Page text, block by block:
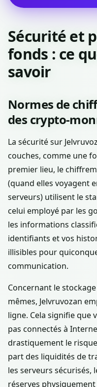
Sécurité et
fonds : ce
savoir
Normes de
des crypto-
La sécurité sur
couches, comme une
premier lieu, le
(quand elles voyagent
serveurs) utilisent le
celui employé par les
les informations
identifiants et vos
illisibles pour
communication.
Concernant le
mêmes, Jelvruvozan
ligne. Cela signifie que
pas connectés à
drastiquement le
part des liquidités de
les serveurs sécurisés,
réserves